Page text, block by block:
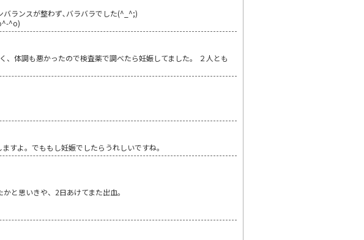
ランスが整わず､バラバラでした(^_^;)
^o)
体調も悪かったので検査薬で調べたら妊娠してました。 ２人とも
すよ。でももし妊娠でしたらうれしいですね。
と思いきや、2日あけてまた出血。